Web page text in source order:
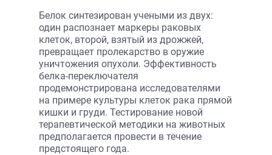
Белок синтезирован учеными из двух:
один распознает маркеры раковых
клеток, второй, взятый из дрожжей,
превращает пролекарство в оружие
уничтожения опухоли. Эффективность
белка-переключателя
продемонстрирована исследователями
на примере культуры клеток рака прямой
кишки и груди. Тестирование новой
терапевтической методики на животных
предполагается провести в течение
предстоящего года.